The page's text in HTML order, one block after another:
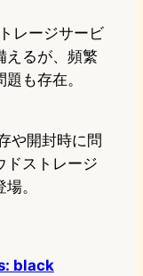
レージサービ
えるが、頻繁
も存在。
や開封時に問
ドストレージ
。
black